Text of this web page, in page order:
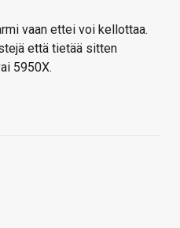
vaan ettei voi kellottaa.
että tietää sitten
5950X.